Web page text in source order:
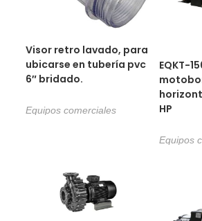
Visor retro lavado, para
ubicarse en tubería pvc
6″ bridado.
Equipos comerciales
EQKT-
HP
Equipos